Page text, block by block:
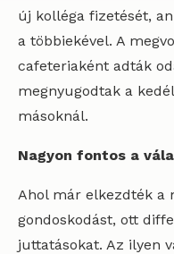
új kolléga fizetését,
a többiekével. A
cafeteriaként adták
megnyugodtak a
másoknál.
Nagyon fontos a
Ahol már elkezdték a
gondoskodást, ott
juttatásokat. Az ilyen